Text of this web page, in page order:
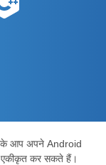
आप अपने Android
एकीकृत कर सकते हैं।